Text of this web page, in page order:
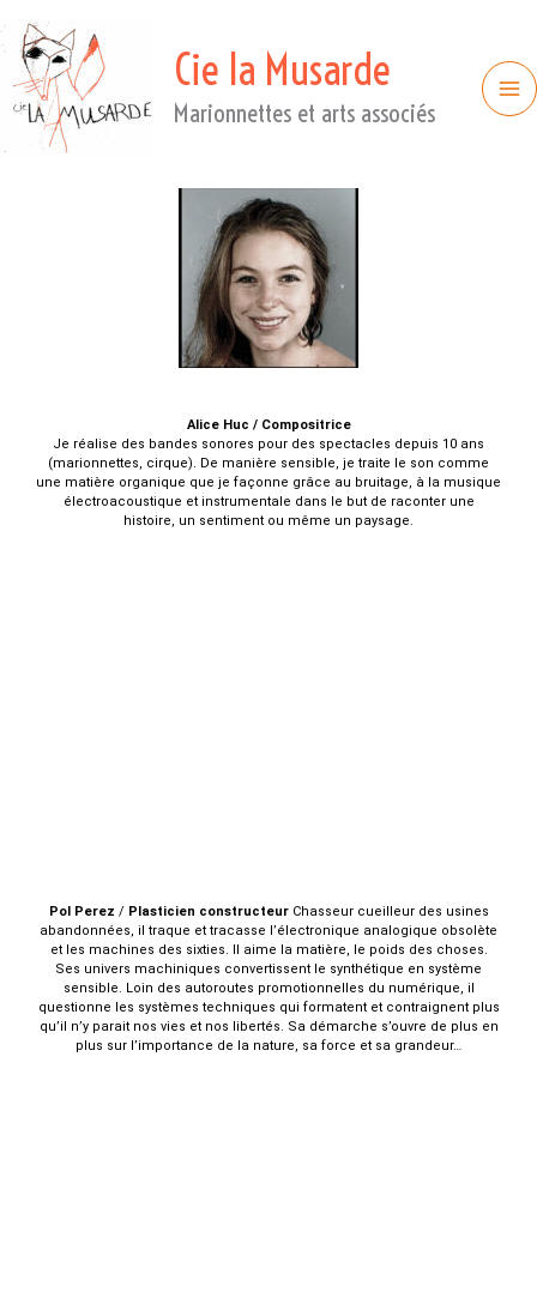
Cie la Musarde
Marionnettes et arts associés
Alice Huc / Compositrice
Je réalise des bandes sonores pour des spectacles depuis 10 ans
(marionnettes, cirque). De manière sensible, je traite le son comme
une matière organique que je façonne grâce au bruitage, à la musique
électroacoustique et instrumentale dans le but de raconter une
histoire, un sentiment ou même un paysage.
Pol Perez / Plasticien constructeur Chasseur cueilleur des usines
abandonnées, il traque et tracasse l’électronique analogique obsolète
et les machines des sixties. Il aime la matière, le poids des choses.
Ses univers machiniques convertissent le synthétique en système
sensible. Loin des autoroutes promotionnelles du numérique, il
questionne les systèmes techniques qui formatent et contraignent plus
qu’il n’y parait nos vies et nos libertés. Sa démarche s’ouvre de plus en
plus sur l’importance de la nature, sa force et sa grandeur…